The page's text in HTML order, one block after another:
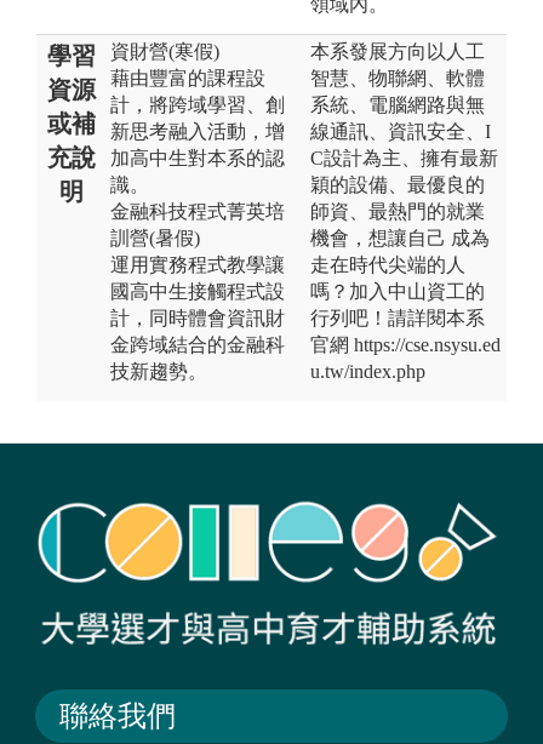
學習
資源
或補
充說
明
資財營(寒假)
藉由豐富的課程設
計，將跨域學習、創
新思考融入活動，增
加高中生對本系的認
識。
金融科技程式菁英培
訓營(暑假)
運用實務程式教學讓
國高中生接觸程式設
計，同時體會資訊財
金跨域結合的金融科
技新趨勢。
本系發展方向以人工
智慧、物聯網、軟體
系統、電腦網路與無
線通訊、資訊安全、I
C設計為主、擁有最新
穎的設備、最優良的
師資、最熱門的就業
機會，想讓自己 成為
走在時代尖端的人
嗎？加入中山資工的
行列吧！請詳閱本系
官網 https://cse.nsysu.ed
u.tw/index.php
聯絡我們